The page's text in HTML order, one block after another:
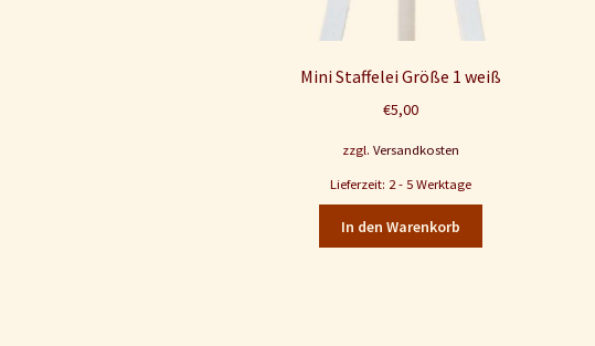
Mini Staffelei Größe 1 weiß
€5,00
zzgl. Versandkosten
Lieferzeit: 2 - 5 Werktage
In den Warenkorb